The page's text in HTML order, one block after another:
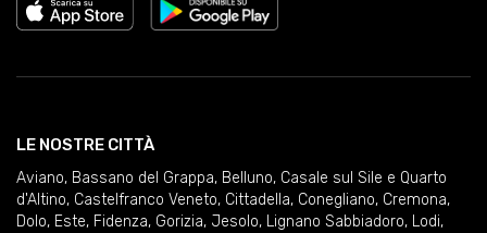
LE NOSTRE CITTÀ
Aviano, Bassano del Grappa, Belluno, Casale sul Sile e Quarto
d'Altino, Castelfranco Veneto, Cittadella, Conegliano, Cremona,
Dolo, Este, Fidenza, Gorizia, Jesolo, Lignano Sabbiadoro, Lodi,